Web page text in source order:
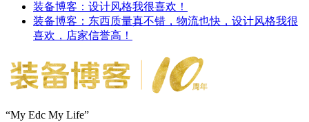
装备博客：设计风格我很喜欢！
装备博客：东西质量真不错，物流也快，设计风格我很
喜欢，店家信誉高！
“My Edc My Life”